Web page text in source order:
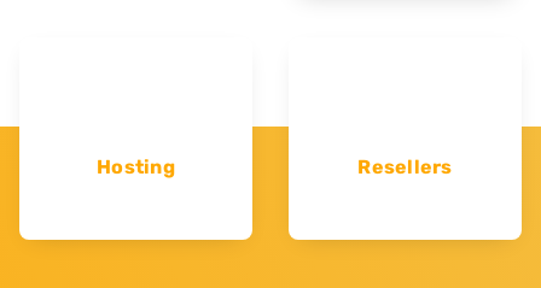
Hosting Resellers